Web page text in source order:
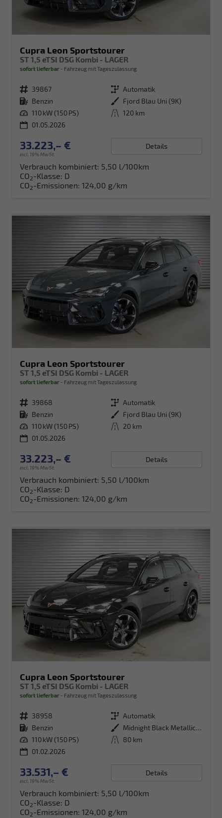
Cupra Leon Sportstourer
ST 1,5 eTSI DSG Kombi - LAGER
sofort lieferbar Fahrzeug mit Tageszulassung
Fahrzeugnr. 39867 Getriebe Automatik
Kraftstoff Benzin Außenfarbe Fjord Blau Uni (9K)
Leistung 110 kW (150 PS) Kilometerstand 120 km
01.05.2026
33.223,– €
incl. 19% MwSt.
Details
Verbrauch kombiniert: 5,50 l/100km
CO2-Klasse: D
CO2-Emissionen: 124,00 g/km
Cupra Leon Sportstourer
ST 1,5 eTSI DSG Kombi - LAGER
sofort lieferbar Fahrzeug mit Tageszulassung
Fahrzeugnr. 39868 Getriebe Automatik
Kraftstoff Benzin Außenfarbe Fjord Blau Uni (9K)
Leistung 110 kW (150 PS) Kilometerstand 20 km
01.05.2026
33.223,– €
incl. 19% MwSt.
Details
Verbrauch kombiniert: 5,50 l/100km
CO2-Klasse: D
CO2-Emissionen: 124,00 g/km
Cupra Leon Sportstourer
ST 1,5 eTSI DSG Kombi - LAGER
sofort lieferbar Fahrzeug mit Tageszulassung
Fahrzeugnr. 38958 Getriebe Automatik
Kraftstoff Benzin Außenfarbe
Midnight Black Metallic (0E)
Leistung 110 kW (150 PS) Kilometerstand 80 km
01.02.2026
33.531,– €
incl. 19% MwSt.
Details
Verbrauch kombiniert: 5,50 l/100km
CO2-Klasse: D
CO2-Emissionen: 124,00 g/km